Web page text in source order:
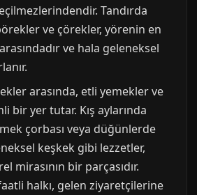
Tandırda
ve çörekler, yörenin en
ve hala geleneksel
arasında, etli yemekler ve
bir yer tutar. Kış aylarında
çorbası veya düğünlerde
keşkek gibi lezzetler,
mirasının bir parçasıdır.
halkı, gelen ziyaretçilerine